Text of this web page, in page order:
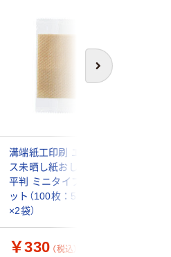
次へ
溝端紙工印刷 エンボ
ス未晒し紙おしぼり
平判 ミニタイプ 1セ
ット（100枚：50枚入
×2袋）
￥330 （税込）